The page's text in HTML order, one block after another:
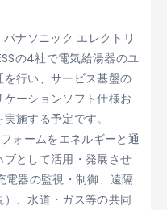
ナソニック エレクトリ
の4社で電気給湯器のユ
行い、サービス基盤の
ーションソフト仕様お
施する予定です。
ォームをエネルギーと通
として活用・発展させ
電器の監視・制御、遠隔
、水道・ガス等の共同